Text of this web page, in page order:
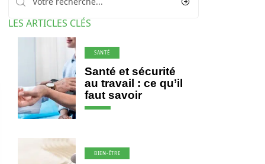
LES ARTICLES CLÉS
SANTÉ
Santé et sécurité
au travail : ce qu’il
faut savoir
BIEN-ÊTRE